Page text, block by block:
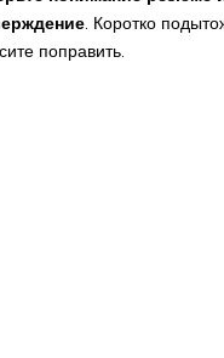
. Коротко
поправить.